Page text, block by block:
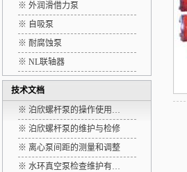
※ 外润滑借力泵
※ 自吸泵
※ 耐腐蚀泵
※ NL联轴器
技术文档
※ 泊欣螺杆泵的操作使用…
※ 泊欣螺杆泵的维护与检修
※ 离心泵间距的测量和调整
※ 水环真空泵检查维护有…